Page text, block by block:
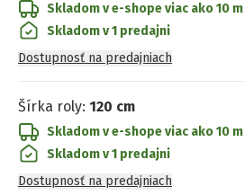
Skladom v e-shopeviac ako 10 m
Skladom v 1 predajni
Dostupnosť na predajniach
Šírka roly: 120 cm
Skladom v e-shopeviac ako 10 m
Skladom v 1 predajni
Dostupnosť na predajniach